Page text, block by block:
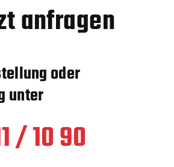
anfragen
oder
unter
/ 10 90